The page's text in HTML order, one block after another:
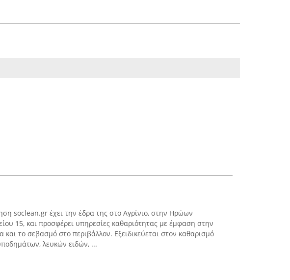
soclean.gr έχει την έδρα της στο Αγρίνιο, στην Ηρώων
15, και προσφέρει υπηρεσίες καθαριότητας με έμφαση στην
και το σεβασμό στο περιβάλλον. Εξειδικεύεται στον καθαρισμό
λευκών ειδών, ...